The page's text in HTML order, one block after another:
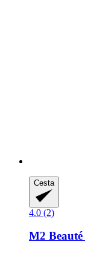
Cesta
4.0 (2)
M2 Beauté